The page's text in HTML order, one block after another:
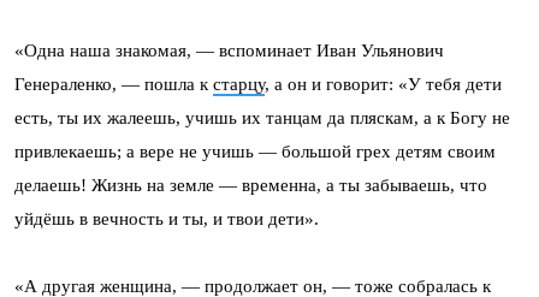
«Одна наша знакомая, — вспоминает Иван Ульянович
Генераленко, — пошла к старцу, а он и говорит: «У тебя дети
есть, ты их жалеешь, учишь их танцам да пляскам, а к Богу не
привлекаешь; а вере не учишь — большой грех детям своим
делаешь! Жизнь на земле — временна, а ты забываешь, что
уйдёшь в вечность и ты, и твои дети».
«А другая женщина, — продолжает он, — тоже собралась к